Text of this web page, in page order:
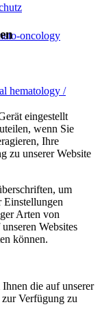
oncology
hematology /
eingestellt
wenn Sie
Ihre
zu unserer Website
um
Einstellungen
Arten von
Websites
können.
die auf unserer
Verfügung zu